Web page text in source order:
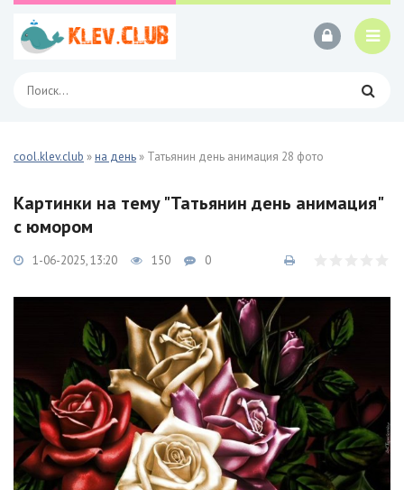
cool.klev.club »на день » Татьянин день анимация 28 фото
Картинки на тему "Татьянин день анимация"
с юмором
1-06-2025, 13:20 150 0